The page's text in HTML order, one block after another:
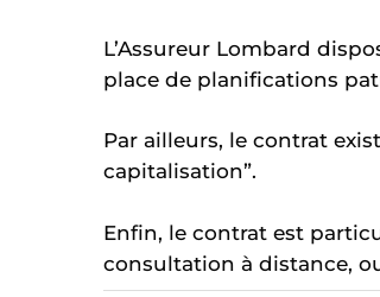
L’Assureur Lombard
place de planifications
Par ailleurs, le contrat
capitalisation”.
Enfin, le contrat est
consultation à distance,